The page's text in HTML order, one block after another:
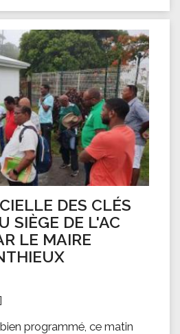
DES CLÉS
SIÈGE DE L'AC
LE MAIRE
programmé, ce matin